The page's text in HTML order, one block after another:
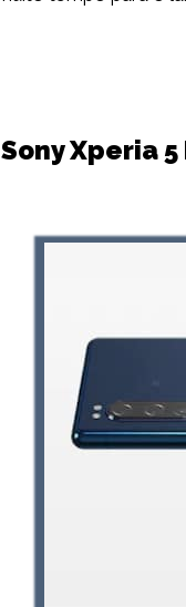
Sony Xperia